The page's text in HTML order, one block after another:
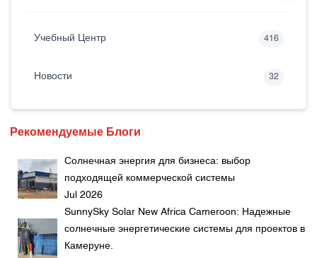
Учебный Центр 416
Новости 32
Рекомендуемые Блоги
Солнечная энергия для бизнеса: выбор
подходящей коммерческой системы
Jul 2026
SunnySky Solar New Africa Cameroon: Надежные
солнечные энергетические системы для проектов в
Камеруне.